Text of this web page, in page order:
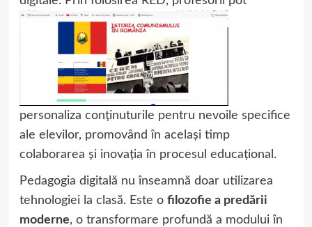
personaliza conținuturile pentru nevoile specifice
ale elevilor, promovând în același timp
colaborarea și inovația în procesul educațional.
Pedagogia digitală nu înseamnă doar utilizarea
tehnologiei la clasă. Este o filozofie a predării
moderne, o transformare profundă a modului în